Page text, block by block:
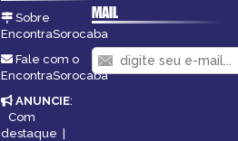
Sobre
EncontraSorocaba
Fale com o
EncontraSorocaba
ANUNCIE:
Com
destaque |
MAIL